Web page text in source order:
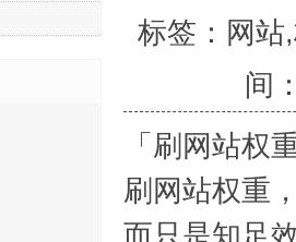
标签：网站
间
「刷网站权
刷网站权重
而只是知足